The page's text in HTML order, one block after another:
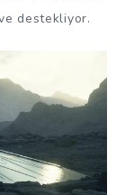
destekliyor.